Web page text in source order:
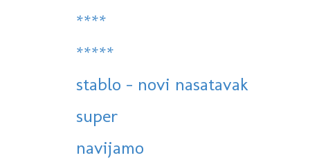
****
*****
stablo - novi nasatavak
super
navijamo